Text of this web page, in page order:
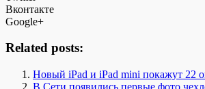
Вконтакте
Google+
Related posts:
Новый iPad и iPad mini покажут 22